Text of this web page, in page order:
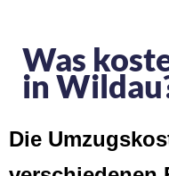
Was
in
Die